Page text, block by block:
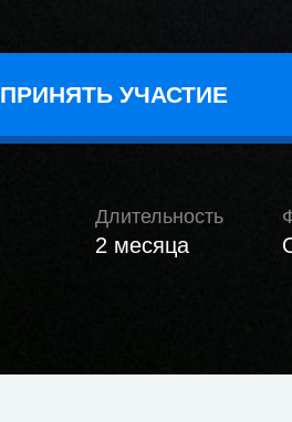
ПРИНЯТЬ УЧАСТИЕ
Длительность
2 месяца